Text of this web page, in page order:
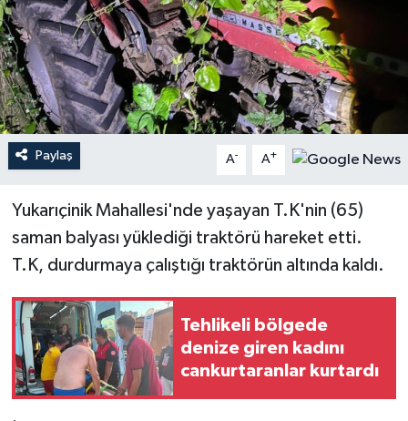
Paylaş A- A+
Yukarıçinik Mahallesi'nde yaşayan T.K'nin (65)
saman balyası yüklediği traktörü hareket etti.
T.K, durdurmaya çalıştığı traktörün altında kaldı.
Tehlikeli bölgede
denize giren kadını
cankurtaranlar kurtardı